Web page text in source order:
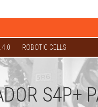
4.0 ROBOTIC CELLS
S4P+